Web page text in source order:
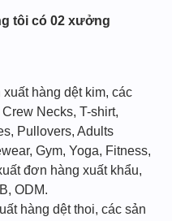
tôi có 02 xưởng
hàng dệt kim, các
Necks, T-shirt,
Pullovers, Adults
Gym, Yoga, Fitness,
đơn hàng xuất khẩu,
ODM.
hàng dệt thoi, các sản